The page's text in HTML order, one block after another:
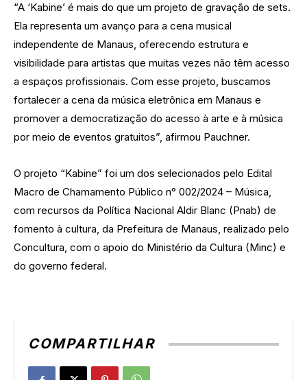
“A ‘Kabine’ é mais do que um projeto de gravação de sets.
Ela representa um avanço para a cena musical
independente de Manaus, oferecendo estrutura e
visibilidade para artistas que muitas vezes não têm acesso
a espaços profissionais. Com esse projeto, buscamos
fortalecer a cena da música eletrônica em Manaus e
promover a democratização do acesso à arte e à música
por meio de eventos gratuitos”, afirmou Pauchner.
O projeto “Kabine” foi um dos selecionados pelo Edital
Macro de Chamamento Público n° 002/2024 – Música,
com recursos da Política Nacional Aldir Blanc (Pnab) de
fomento à cultura, da Prefeitura de Manaus, realizado pelo
Concultura, com o apoio do Ministério da Cultura (Minc) e
do governo federal.
COMPARTILHAR